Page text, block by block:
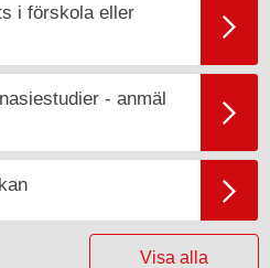
i förskola eller
- anmäl
Visa alla